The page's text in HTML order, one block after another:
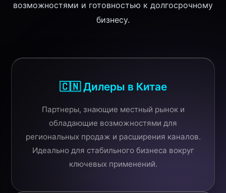
возможностями и готовностью к долгосрочному
бизнесу.
🇨🇳 Дилеры в Китае
Партнеры, знающие местный рынок и
обладающие возможностями для
региональных продаж и расширения каналов.
Идеально для стабильного бизнеса вокруг
ключевых применений.